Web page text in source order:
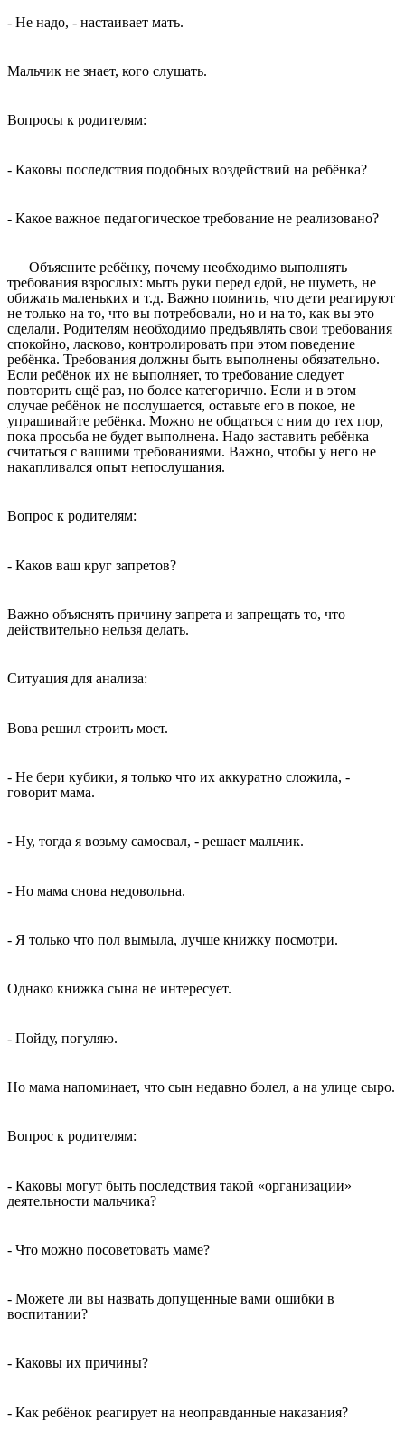
- Не надо, - настаивает мать.
Мальчик не знает, кого слушать.
Вопросы к родителям:
- Каковы последствия подобных воздействий на ребёнка?
- Какое важное педагогическое требование не реализовано?
Объясните ребёнку, почему необходимо выполнять
требования взрослых: мыть руки перед едой, не шуметь, не
обижать маленьких и т.д. Важно помнить, что дети реагируют
не только на то, что вы потребовали, но и на то, как вы это
сделали. Родителям необходимо предъявлять свои требования
спокойно, ласково, контролировать при этом поведение
ребёнка. Требования должны быть выполнены обязательно.
Если ребёнок их не выполняет, то требование следует
повторить ещё раз, но более категорично. Если и в этом
случае ребёнок не послушается, оставьте его в покое, не
упрашивайте ребёнка. Можно не общаться с ним до тех пор,
пока просьба не будет выполнена. Надо заставить ребёнка
считаться с вашими требованиями. Важно, чтобы у него не
накапливался опыт непослушания.
Вопрос к родителям:
- Каков ваш круг запретов?
Важно объяснять причину запрета и запрещать то, что
действительно нельзя делать.
Ситуация для анализа:
Вова решил строить мост.
- Не бери кубики, я только что их аккуратно сложила, -
говорит мама.
- Ну, тогда я возьму самосвал, - решает мальчик.
- Но мама снова недовольна.
- Я только что пол вымыла, лучше книжку посмотри.
Однако книжка сына не интересует.
- Пойду, погуляю.
Но мама напоминает, что сын недавно болел, а на улице сыро.
Вопрос к родителям:
- Каковы могут быть последствия такой «организации»
деятельности мальчика?
- Что можно посоветовать маме?
- Можете ли вы назвать допущенные вами ошибки в
воспитании?
- Каковы их причины?
- Как ребёнок реагирует на неоправданные наказания?